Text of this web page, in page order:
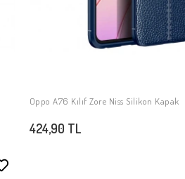
SEPETE EKLE
Oppo A76 Kılıf Zore Niss Silikon Kapak
424,90 TL